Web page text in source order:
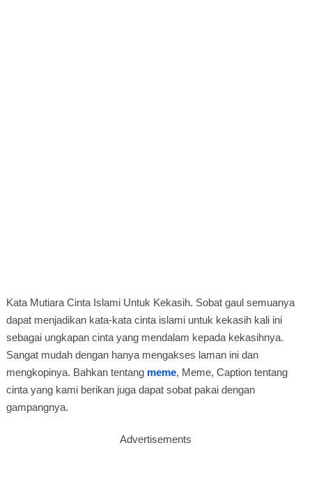
Kata Mutiara Cinta Islami Untuk Kekasih. Sobat gaul semuanya
dapat menjadikan kata-kata cinta islami untuk kekasih kali ini
sebagai ungkapan cinta yang mendalam kepada kekasihnya.
Sangat mudah dengan hanya mengakses laman ini dan
mengkopinya. Bahkan tentang meme, Meme, Caption tentang
cinta yang kami berikan juga dapat sobat pakai dengan
gampangnya.
Advertisements